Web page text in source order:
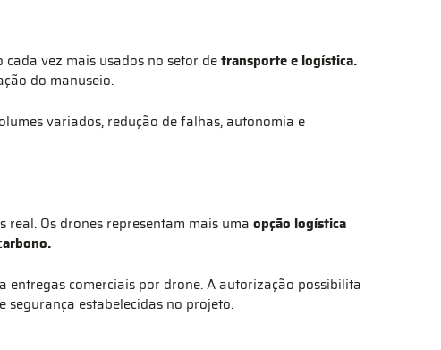
vez mais usados no setor detransporte e logística.
do manuseio.
variados, redução de falhas, autonomia e
Os drones representam mais uma opção logística
arbono.
entregas comerciais por drone. A autorização possibilita
segurança estabelecidas no projeto.